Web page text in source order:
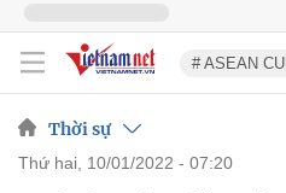
# ASEAN
Thời sự
thứ hai, 10/01/2022 - 07:20